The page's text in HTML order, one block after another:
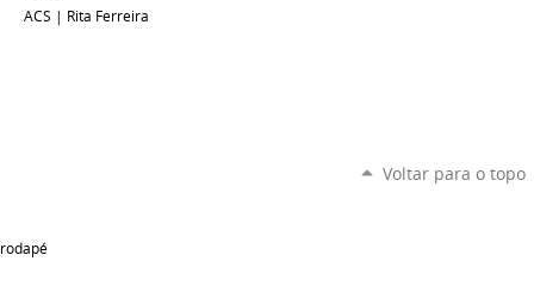
ACS | Rita Ferreira
Voltar para o topo
rodapé